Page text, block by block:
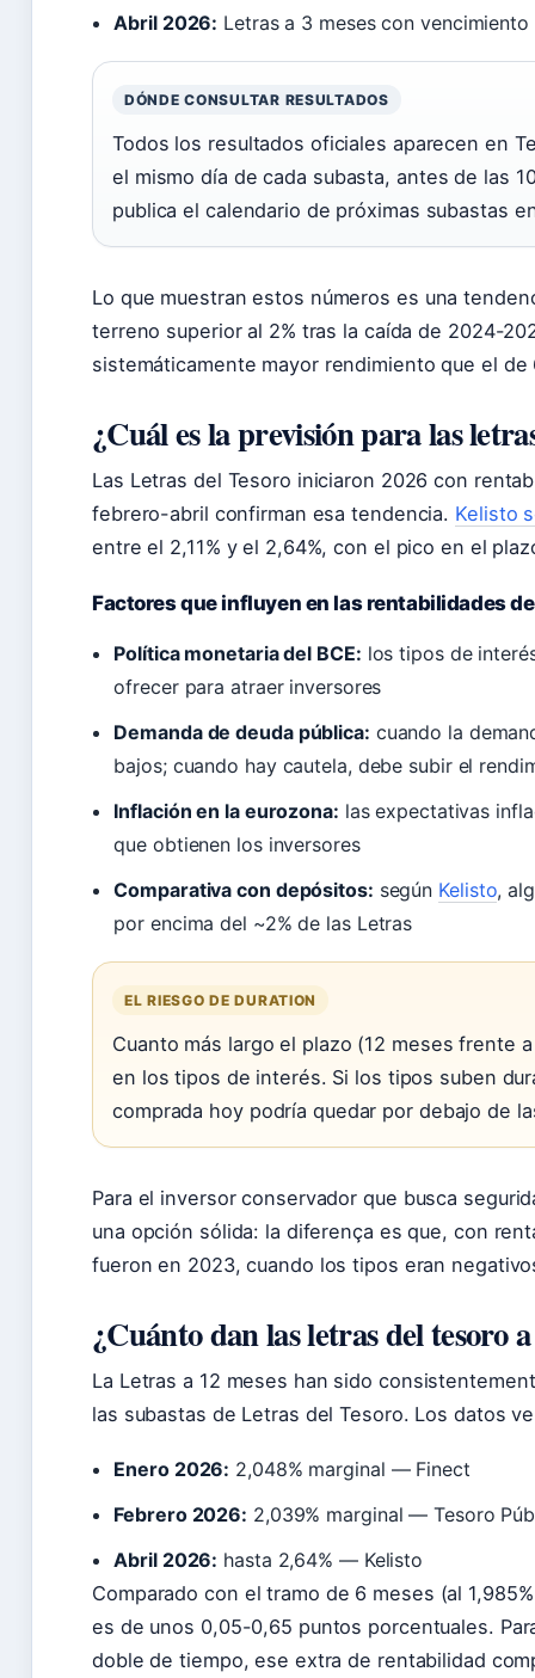
Abril 2026: Letras a 3 meses con
DÓNDE CONSULTAR RESULTADOS
Todos los resultados oficiales aparecen en
el mismo día de cada subasta, antes de las
publica el calendario de próximas subastas
Lo que muestran estos números es una
terreno superior al 2% tras la caída de 2024-
sistemáticamente mayor rendimiento que el de
¿Cuál es la previsión para las
Las Letras del Tesoro iniciaron 2026 con
febrero-abril confirman esa tendencia. Kelisto
entre el 2,11% y el 2,64%, con el pico en el
Factores que influyen en las rentabilidades
Política monetaria del BCE: los tipos de
ofrecer para atraer inversores
Demanda de deuda pública: cuando la
bajos; cuando hay cautela, debe subir el
Inflación en la eurozona: las expectativas
que obtienen los inversores
Comparativa con depósitos: según Kelisto,
por encima del ~2% de las Letras
EL RIESGO DE DURATION
Cuanto más largo el plazo (12 meses frente
en los tipos de interés. Si los tipos suben
comprada hoy podría quedar por debajo de
Para el inversor conservador que busca
una opción sólida: la diferença es que, con
fueron en 2023, cuando los tipos eran
¿Cuánto dan las letras del tesoro a
La Letras a 12 meses han sido
las subastas de Letras del Tesoro. Los datos
Enero 2026: 2,048% marginal — Finect
Febrero 2026: 2,039% marginal — Tesoro
Abril 2026: hasta 2,64% — Kelisto
Comparado con el tramo de 6 meses (al
es de unos 0,05-0,65 puntos porcentuales.
doble de tiempo, ese extra de rentabilidad